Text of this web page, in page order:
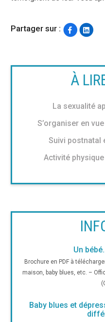
Partager sur :
À
La sexualité
S’organiser en
Suivi postnatal
Activité
Un
Brochure en PDF à
maison, baby blues, etc. –
Baby blues et